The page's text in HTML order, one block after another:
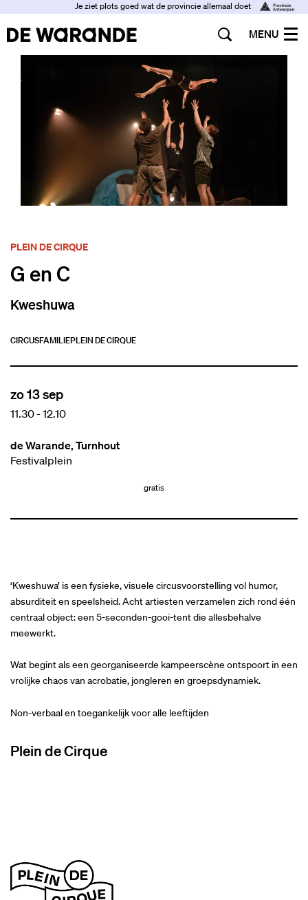
Je ziet plots goed wat de provincie allemaal doet
MENU
G en C
Kweshuwa
PLEIN DE CIRQUE
CIRCUSFAMILIEPLEIN DE CIRQUE
zo 13 sep
11.30-12.10
de Warande, Turnhout
Festivalplein
gratis
‘Kweshuwa’ is een fysieke, visuele circusvoorstelling vol humor,
absurditeit en speelsheid. Acht artiesten verzamelen zich rond één
centraal object: een 5-seconden-gooi-tent die allesbehalve
meewerkt.
Wat begint als een georganiseerde kampeerscène ontspoort in een
vrolijke chaos van acrobatie, jongleren en groepsdynamiek.
Non-verbaal en toegankelijk voor alle leeftijden
Plein de Cirque